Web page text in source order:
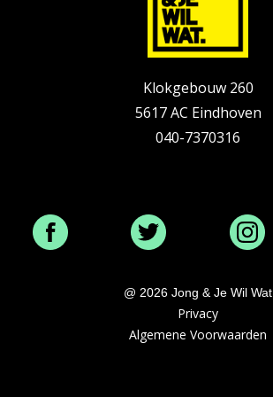
Klokgebouw 260
5617 AC Eindhoven
040-7370316
@ 2026 Jong & Je Wil Wat
Privacy
Algemene Voorwaarden